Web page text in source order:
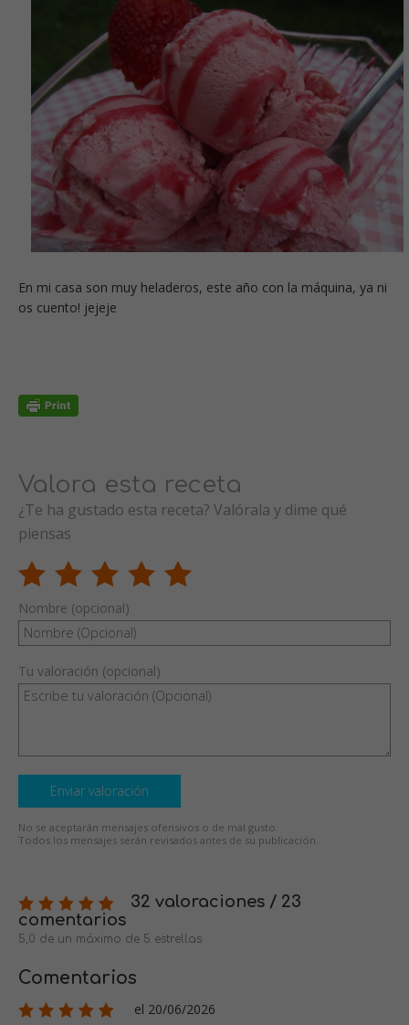
En mi casa son muy heladeros, este año con la máquina, ya ni
os cuento! jejeje
Valora esta receta
¿Te ha gustado esta receta? Valórala y dime qué
piensas
Nombre (opcional)
Tu valoración (opcional)
Enviar valoración
No se aceptarán mensajes ofensivos o de mal gusto.
Todos los mensajes serán revisados antes de su publicación.
32 valoraciones / 23
comentarios
5,0 de un máximo de 5 estrellas
Comentarios
el 20/06/2026